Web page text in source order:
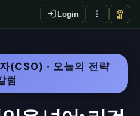
login Login more_vert vpn_key
(CSO) · 오늘의 전략
럼